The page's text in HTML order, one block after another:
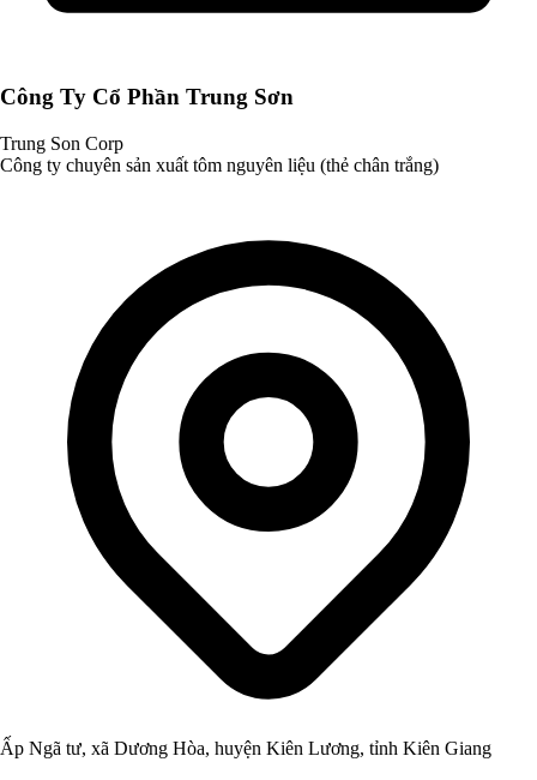
Công Ty Cổ Phần Trung Sơn
Trung Son Corp
Công ty chuyên sản xuất tôm nguyên liệu (thẻ chân trắng)
Ấp Ngã tư, xã Dương Hòa, huyện Kiên Lương, tỉnh Kiên Giang